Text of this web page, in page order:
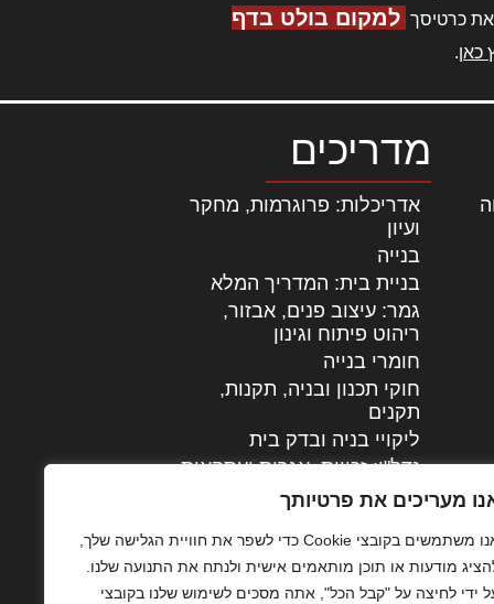
מעריכים את פרטיותך
אנו משתמשים בקובצי Cookie כדי לשפר את חוויית הגלישה שלך,
מודעות או תוכן מותאמים אישית ולנתח את התנועה שלנו.
ידי לחיצה על "קבל הכל", אתה מסכים לשימוש שלנו בקובצי
כרטיסך למקום בולט בדף
כאן.
מדריכים
אדריכלות: פרוגרמות, מחקר
ועיון
בנייה
בניית בית: המדריך המלא
גמר: עיצוב פנים, אבזור,
ריהוט פיתוח וגינון
חומרי בנייה
חוקי תכנון ובניה, תקנות,
תקנים
ליקויי בניה ובדק בית
נדל"ן: זכויות, אגרות ועסקאות
עיצוב הבית
מתקדמות
צילום אדריכלי